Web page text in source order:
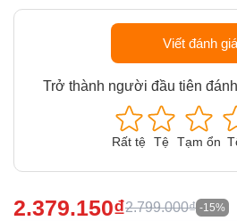
Viết đánh giá
Trở thành người đầu tiên
Rất tệ Tệ Tạm ổn
2.379.150₫2.799.000₫ -15%